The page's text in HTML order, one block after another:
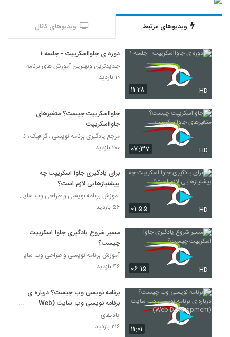
۳۹۵ بازدید
021061 - آموزش JavaScript سری دوم
۳۹۹ بازدید
62
021062 - آموزش JavaScript سری دوم
021063 - آموزش JavaScript سری سوم
ویدیوهای مرتبط ویدیوهای کانال
۱۱:۲۸ HD
دوره ی جاوااسکریپت - جلسه ۱
جدیدترین وبهترین آموزش های برنامه نویسی به زبان فا
۱۰ بازدید
۰۷:۳۷ HD
جاوااسکریپت چیست؟ متغیرهای
جاوااسکریپت
مرجع یادگیری برنامه نویسی ، گرافیک ، نرم افزار های
۲۰۰ بازدید
۰۱:۵۵ HD
برای یادگیری جاوا اسکریپت چه
پیشنیازهایی لازم است؟
آموزش برنامه نویسی و طراحی وب سایت
۵۶ بازدید
۰۶:۱۵ HD
مسیر شروع یادگیری جاوا اسکریپت
چیست؟
آموزش برنامه نویسی و طراحی وب سایت
۴۶ بازدید
۱۱:۰۱
برنامه نویسی وب چیست؟ درباره ی
برنامه نویسی وب سایت (Web
Development)
یادیفای
۲۱۶ بازدید